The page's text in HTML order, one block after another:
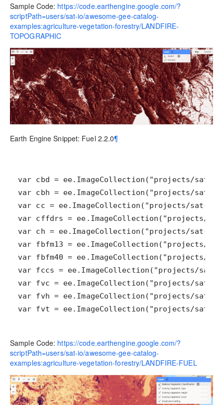
Sample Code: https://code.earthengine.google.com/?
scriptPath=users/sat-io/awesome-gee-catalog-
examples:agriculture-vegetation-forestry/LANDFIRE-
TOPOGRAPHIC
Earth Engine Snippet: Fuel 2.2.0¶
var fvt = ee.ImageCollection("projects/sat-
Sample Code: https://code.earthengine.google.com/?
scriptPath=users/sat-io/awesome-gee-catalog-
examples:agriculture-vegetation-forestry/LANDFIRE-FUEL